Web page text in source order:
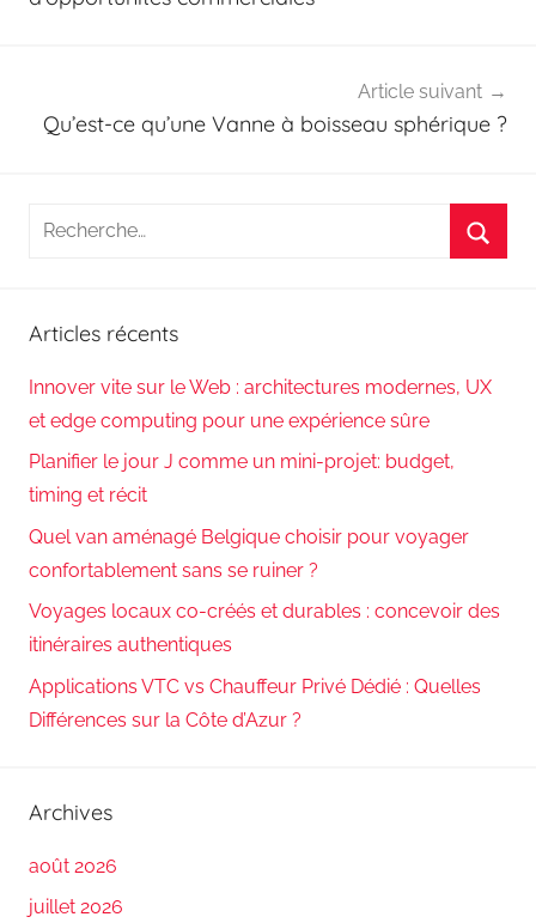
Article suivant
Qu’est-ce qu’une Vanne à boisseau sphérique ?
Recherche
Articles récents
Innover vite sur le Web : architectures modernes, UX
et edge computing pour une expérience sûre
Planifier le jour J comme un mini-projet: budget,
timing et récit
Quel van aménagé Belgique choisir pour voyager
confortablement sans se ruiner ?
Voyages locaux co-créés et durables : concevoir des
itinéraires authentiques
Applications VTC vs Chauffeur Privé Dédié : Quelles
Différences sur la Côte d’Azur ?
Archives
août 2026
juillet 2026